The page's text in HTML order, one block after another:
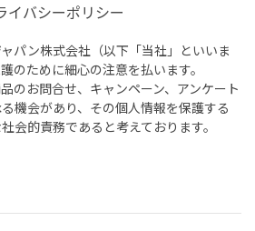
イバシーポリシー
パン株式会社（以下「当社」といいま
のために細心の注意を払います。
のお問合せ、キャンペーン、アンケート
機会があり、その個人情報を保護する
会的責務であると考えております。